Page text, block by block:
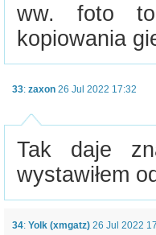
ww. foto to
kopiowania
33: zaxon 26 Jul 2022 17:32
Tak daje
wystawiłem
34: Yolk (xmgatz) 26 Jul 2022